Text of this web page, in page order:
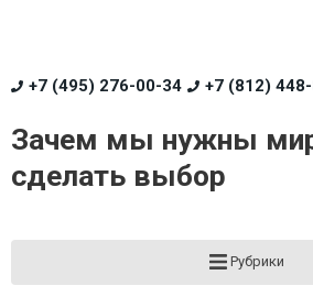
+7 (495) 276-00-34 +7 (812)
Зачем мы нужны
сделать выбор
Рубрики